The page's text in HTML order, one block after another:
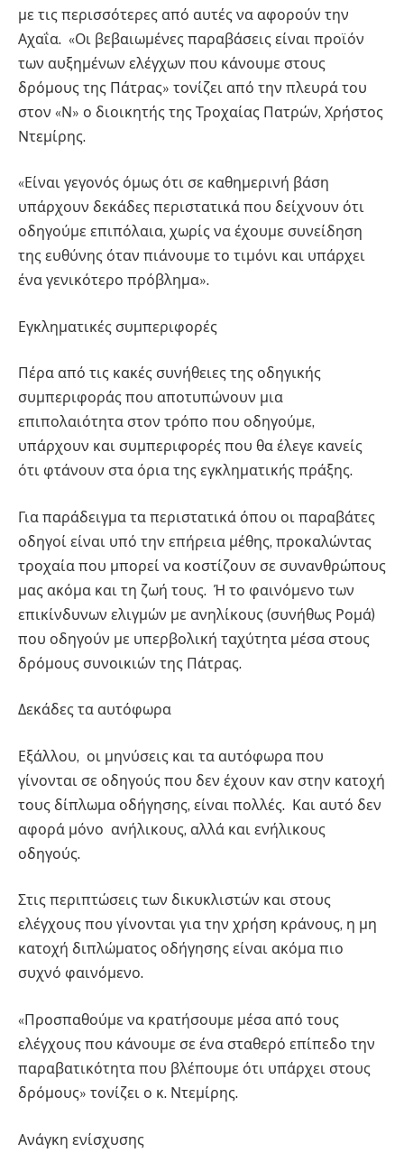
με τις περισσότερες από αυτές να αφορούν την
Αχαΐα. «Οι βεβαιωμένες παραβάσεις είναι προϊόν
των αυξημένων ελέγχων που κάνουμε στους
δρόμους της Πάτρας» τονίζει από την πλευρά του
στον «Ν» ο διοικητής της Τροχαίας Πατρών, Χρήστος
Ντεμίρης.
«Είναι γεγονός όμως ότι σε καθημερινή βάση
υπάρχουν δεκάδες περιστατικά που δείχνουν ότι
οδηγούμε επιπόλαια, χωρίς να έχουμε συνείδηση
της ευθύνης όταν πιάνουμε το τιμόνι και υπάρχει
ένα γενικότερο πρόβλημα».
Εγκληματικές συμπεριφορές
Πέρα από τις κακές συνήθειες της οδηγικής
συμπεριφοράς που αποτυπώνουν μια
επιπολαιότητα στον τρόπο που οδηγούμε,
υπάρχουν και συμπεριφορές που θα έλεγε κανείς
ότι φτάνουν στα όρια της εγκληματικής πράξης.
Για παράδειγμα τα περιστατικά όπου οι παραβάτες
οδηγοί είναι υπό την επήρεια μέθης, προκαλώντας
τροχαία που μπορεί να κοστίζουν σε συνανθρώπους
μας ακόμα και τη ζωή τους. Ή το φαινόμενο των
επικίνδυνων ελιγμών με ανηλίκους (συνήθως Ρομά)
που οδηγούν με υπερβολική ταχύτητα μέσα στους
δρόμους συνοικιών της Πάτρας.
Δεκάδες τα αυτόφωρα
Εξάλλου, οι μηνύσεις και τα αυτόφωρα που
γίνονται σε οδηγούς που δεν έχουν καν στην κατοχή
τους δίπλωμα οδήγησης, είναι πολλές. Και αυτό δεν
αφορά μόνο ανήλικους, αλλά και ενήλικους
οδηγούς.
Στις περιπτώσεις των δικυκλιστών και στους
ελέγχους που γίνονται για την χρήση κράνους, η μη
κατοχή διπλώματος οδήγησης είναι ακόμα πιο
συχνό φαινόμενο.
«Προσπαθούμε να κρατήσουμε μέσα από τους
ελέγχους που κάνουμε σε ένα σταθερό επίπεδο την
παραβατικότητα που βλέπουμε ότι υπάρχει στους
δρόμους» τονίζει ο κ. Ντεμίρης.
Ανάγκη ενίσχυσης